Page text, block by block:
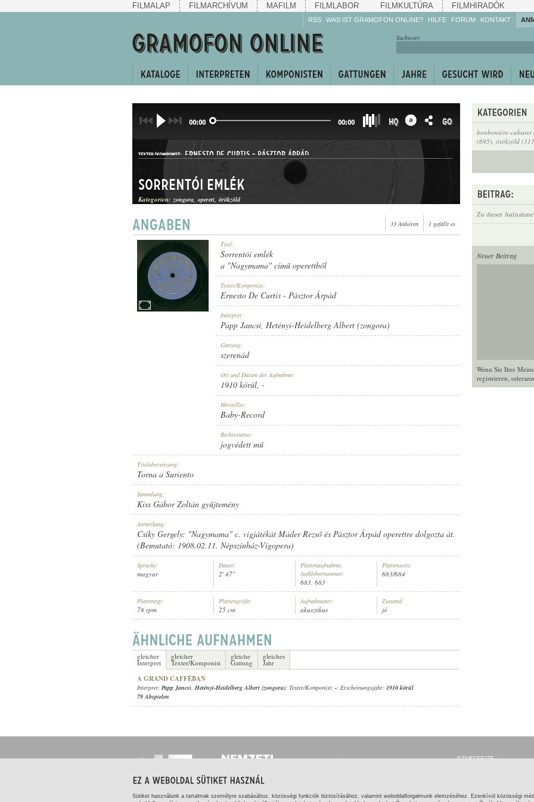
FILMALAP FILMARCHÍVUM MAFILM FILMLABOR FILMKULTÚRA FILMHIRADÓK
RSS WAS IST GRAMOFON ONLINE? HILFE
Machen Sie mit!
weiter!
FORUM KONTAKT
Suchwort:
bonboniére-cabaret
(695), örökzöld
Zu dieser
Neuer Beitrag
Wenn Sie Ihre
registrieren, oder
00:00 00:00 HQ GO
INTERPRET: HETÉNYI-HEIDELBERG ALBERT (ZONGORA)
TEXTER/KOMPONIST: ERNESTO DE CURTIS - PÁSZTOR ÁRPÁD
SZERENÁD
1910 KÖRÜL
683
Sorrentói emlék
Kategorien: zongora operett örökzöld
33 Anhören 1 gefällt es
Titel:
Sorrentói emlék
a "Nagymama" című operettből
Texter/Komponist:
Ernesto De Curtis - Pásztor Árpád
Interpret:
Papp Jancsi, Hetényi-Heidelberg Albert (zongora)
Gattung:
szerenád
Ort und Datum der Aufnahme:
1910 körül, -
Hersteller:
Baby-Record
Rechtsstatus:
jogvédett mű
Titelübersetzung:
Torna a Suriento
Sammlung:
Kiss Gábor Zoltán gyűjtemény
Anmerkung:
Csiky Gergely: "Nagymama" c. vígjátékát Máder Rezső és Pásztor Árpád operettre dolgozta át.
(Bemutató: 1908.02.11. Népszínház-Vígopera)
Sprache:
magyar
Dauer:
2' 47"
Plattenaufnahme,
Aufklebernummer:
683, 683
Plattenseite:
683/684
Plattentyp:
78 rpm
Plattengröße:
25 cm
Aufnahmeart:
akusztikus
Zustand:
jó
gleicher
Interpret
gleicher
Texter/Komponist
gleiche
Gattung
gleiches
Jahr
A GRAND CAFFÉBAN
Interpret: Papp Jancsi, Hetényi-Heidelberg Albert (zongora); Texter/Komponist: -; Erscheinungsjahr: 1910 körül
79 Abspielen
Sütiket használunk a tartalmak személyre szabásához, közösségi funkciók biztosításához, valamint weboldalforgalmunk elemzéséhez. Ezenkívül közösségi
STARTSEITE
HILFE